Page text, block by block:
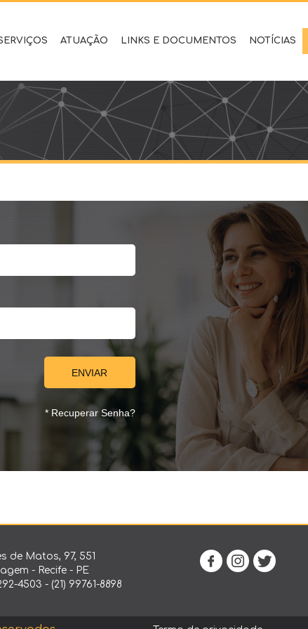
ATUAÇÃO LINKS E DOCUMENTOS NOTÍCIAS
* Recuperar Senha?
de Matos, 97, 551
- Recife - PE
4503 - (21) 99761-8898